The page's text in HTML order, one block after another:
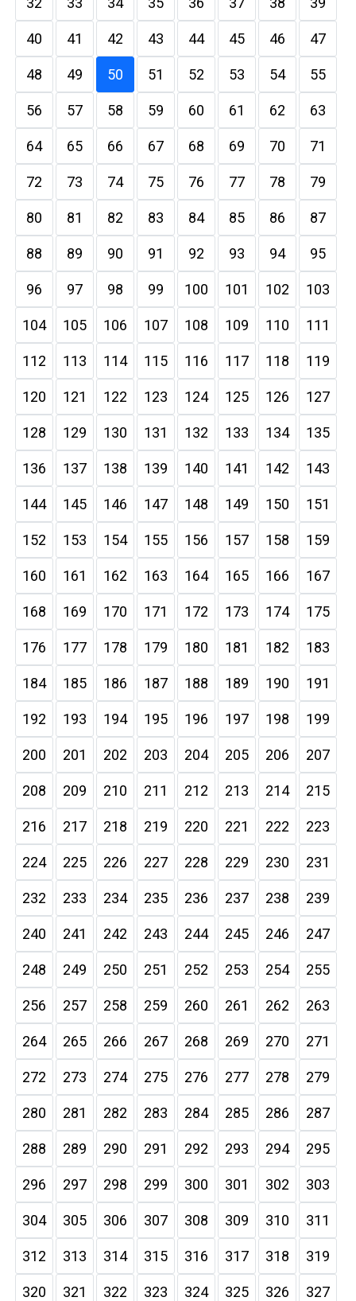
40 41 42 43 44 45 46 47
48 49 50 51 52 53 54 55
56 57 58 59 60 61 62 63
64 65 66 67 68 69 70 71
72 73 74 75 76 77 78 79
80 81 82 83 84 85 86 87
88 89 90 91 92 93 94 95
96 97 98 99 100 101 102 103
104 105 106 107 108 109 110 111
112 113 114 115 116 117 118 119
120 121 122 123 124 125 126 127
128 129 130 131 132 133 134 135
136 137 138 139 140 141 142 143
144 145 146 147 148 149 150 151
152 153 154 155 156 157 158 159
160 161 162 163 164 165 166 167
168 169 170 171 172 173 174 175
176 177 178 179 180 181 182 183
184 185 186 187 188 189 190 191
192 193 194 195 196 197 198 199
200 201 202 203 204 205 206 207
208 209 210 211 212 213 214 215
216 217 218 219 220 221 222 223
224 225 226 227 228 229 230 231
232 233 234 235 236 237 238 239
240 241 242 243 244 245 246 247
248 249 250 251 252 253 254 255
256 257 258 259 260 261 262 263
264 265 266 267 268 269 270 271
272 273 274 275 276 277 278 279
280 281 282 283 284 285 286 287
288 289 290 291 292 293 294 295
296 297 298 299 300 301 302 303
304 305 306 307 308 309 310 311
312 313 314 315 316 317 318 319
320 321 322 323 324 325 326 327